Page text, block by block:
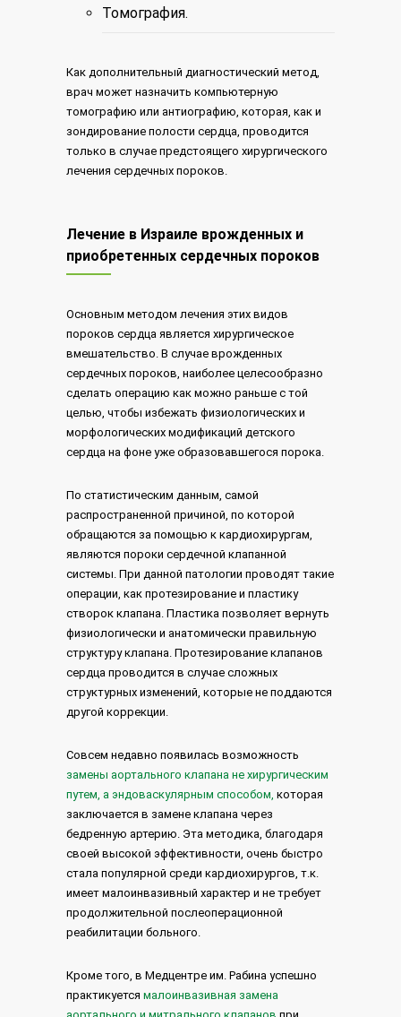
Томография.
Как дополнительный диагностический метод,
врач может назначить компьютерную
томографию или антиографию, которая, как и
зондирование полости сердца, проводится
только в случае предстоящего хирургического
лечения сердечных пороков.
Лечение в Израиле врожденных и
приобретенных сердечных пороков
Основным методом лечения этих видов
пороков сердца является хирургическое
вмешательство. В случае врожденных
сердечных пороков, наиболее целесообразно
сделать операцию как можно раньше с той
целью, чтобы избежать физиологических и
морфологических модификаций детского
сердца на фоне уже образовавшегося порока.
По статистическим данным, самой
распространенной причиной, по которой
обращаются за помощью к кардиохирургам,
являются пороки сердечной клапанной
системы. При данной патологии проводят такие
операции, как протезирование и пластику
створок клапана. Пластика позволяет вернуть
физиологически и анатомически правильную
структуру клапана. Протезирование клапанов
сердца проводится в случае сложных
структурных изменений, которые не поддаются
другой коррекции.
Совсем недавно появилась возможность
замены аортального клапана не хирургическим
путем, а эндоваскулярным способом, которая
заключается в замене клапана через
бедренную артерию. Эта методика, благодаря
своей высокой эффективности, очень быстро
стала популярной среди кардиохирургов, т.к.
имеет малоинвазивный характер и не требует
продолжительной послеоперационной
реабилитации больного.
Кроме того, в Медцентре им. Рабина успешно
практикуется малоинвазивная замена